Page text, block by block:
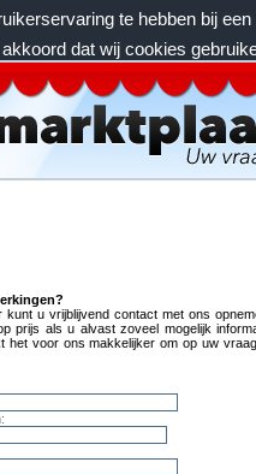
te hebben bij
dat wij cookies
kunt u vrijblijvend contact met ons
prijs als u alvast zoveel mogelijk
het voor ons makkelijker om op uw